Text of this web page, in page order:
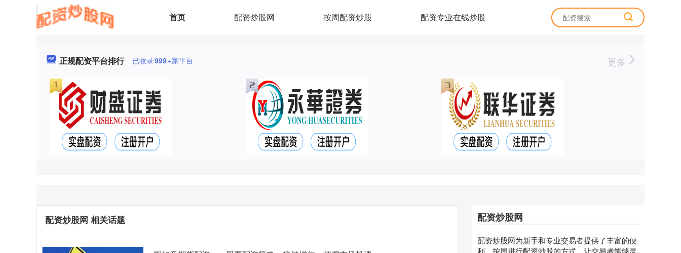
首页 配资炒股网 按周配资炒股 配资专业在线炒股
正规配资平台排行 已收录999+家平台 更多
配资炒股网 相关话题 配资炒股网
配资炒股网为新手和专业交易者提供了丰富的便
利，按周进行配资炒股的方式，让交易者能够灵